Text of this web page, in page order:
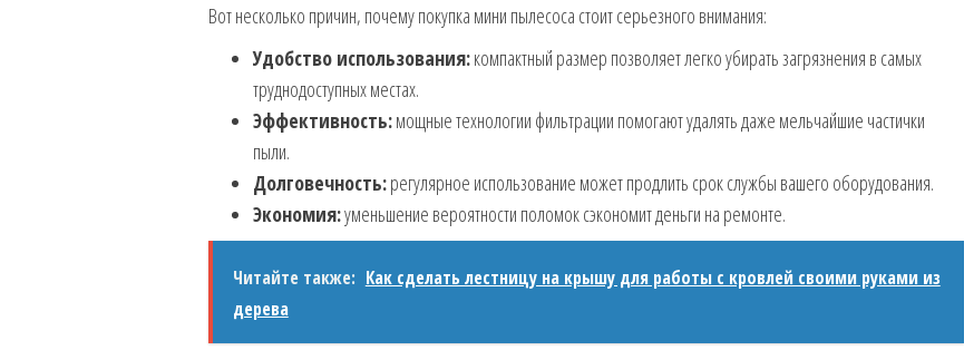
Вот несколько причин, почему покупка мини пылесоса стоит серьезного внимания:
Удобство использования:компактный размер позволяет легко убирать загрязнения в самых
труднодоступных местах.
Эффективность:мощные технологии фильтрации помогают удалять даже мельчайшие частички
пыли.
Долговечность:регулярное использование может продлить срок службы вашего оборудования.
Экономия:уменьшение вероятности поломок сэкономит деньги на ремонте.
Читайте также: Как сделать лестницу на крышу для работы с кровлей своими руками из
дерева